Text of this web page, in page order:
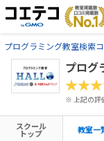
プログラミング教室検索
プログ
※ 上記の評
スクール
トップ 教室一